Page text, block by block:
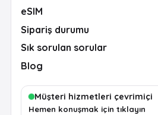
eSIM
Sipariş durumu
Sık sorulan sorular
Blog
Müşteri hizmetleri çevrimiçi
Hemen konuşmak için tıklayın